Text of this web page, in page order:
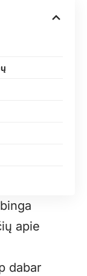
apie
dabar